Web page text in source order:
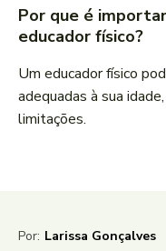
Por que é
educador físico?
Um educador físico
adequadas à sua
limitações.
Por: Larissa Gonçalves